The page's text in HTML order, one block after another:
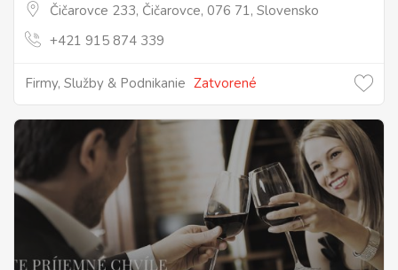
Čičarovce 233, Čičarovce, 076 71, Slovensko
+421 915 874 339
Firmy, Služby & Podnikanie Zatvorené